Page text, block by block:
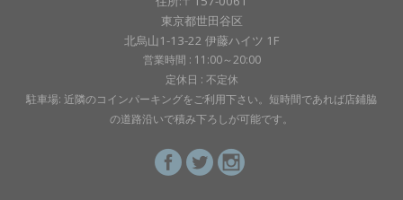
東京都世田谷区
北烏山1-13-22 伊藤ハイツ 1F
営業時間 : 11:00～20:00
定休日 : 不定休
駐車場: 近隣のコインパーキングをご利用下さい。短時間であれば店鋪脇
の道路沿いで積み下ろしが可能です。